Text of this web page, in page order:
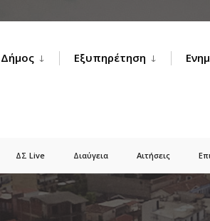
Δήμος Εξυπηρέτηση
ΔΣ Live Διαύγεια Αιτήσεις